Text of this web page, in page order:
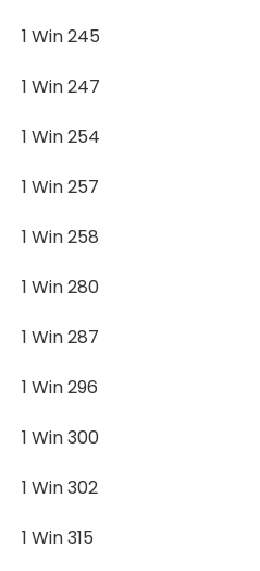
1 Win 245
1 Win 247
1 Win 254
1 Win 257
1 Win 258
1 Win 280
1 Win 287
1 Win 296
1 Win 300
1 Win 302
1 Win 315